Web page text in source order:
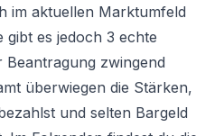
im aktuellen Marktumfeld
gibt es jedoch 3 echte
zwingend
überwiegen die Stärken,
und selten Bargeld